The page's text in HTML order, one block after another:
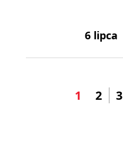
6 lipca
1 2 3